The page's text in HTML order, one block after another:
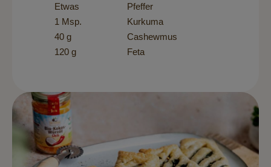
Etwas
Pfeffer
1 Msp.
Kurkuma
40 g
Cashewmus
120 g
Feta